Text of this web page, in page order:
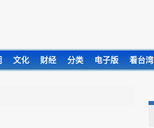
文化 财经 分类 电子版 看台湾